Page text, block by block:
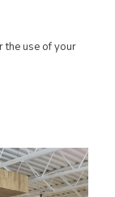
the use of your